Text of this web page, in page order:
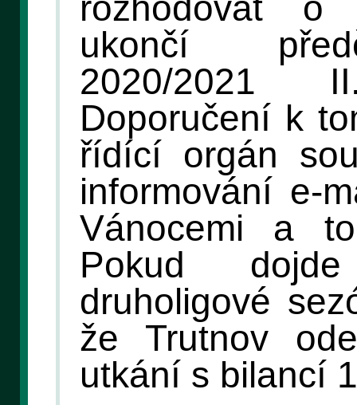
ukončí
2020/
Doporučení k
řídící orgán
informování e-
Vánocemi a
Pokud
druholigové
že Trutnov
utkání s bilancí